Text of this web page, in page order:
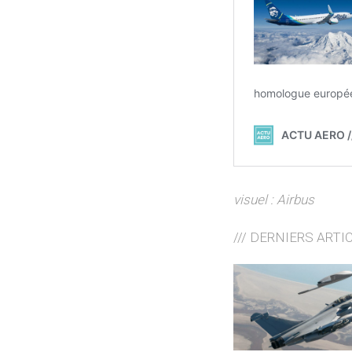
visuel :Airbus
/// DERNIERS